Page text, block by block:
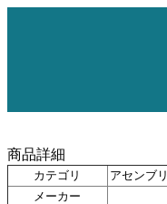
商品詳細
カテゴリ
アセンブリ
メーカー